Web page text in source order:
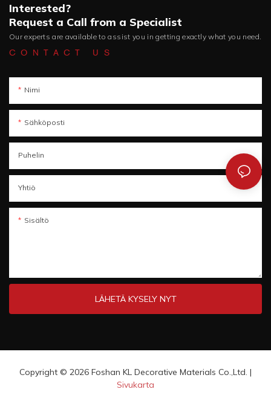
Interested?
Request a Call from a Specialist
Our experts are available to assist you in getting exactly what you need.
CONTACT US
Nimi
Sähköposti
Puhelin
Yhtiö
Sisältö
LÄHETÄ KYSELY NYT
Copyright © 2026 Foshan KL Decorative Materials Co.,Ltd. |
Sivukarta